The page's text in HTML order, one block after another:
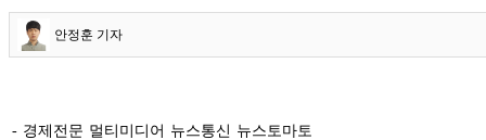
안정훈 기자
- 경제전문 멀티미디어 뉴스통신 뉴스토마토